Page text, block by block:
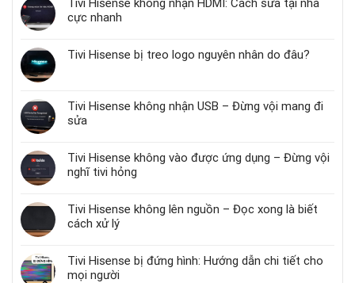
Tivi Hisense không nhận HDMI: Cách sửa tại nhà
cực nhanh
Tivi Hisense bị treo logo nguyên nhân do đâu?
Tivi Hisense không nhận USB – Đừng vội mang đi
sửa
Tivi Hisense không vào được ứng dụng – Đừng vội
nghĩ tivi hỏng
Tivi Hisense không lên nguồn – Đọc xong là biết
cách xử lý
Tivi Hisense bị đứng hình: Hướng dẫn chi tiết cho
mọi người